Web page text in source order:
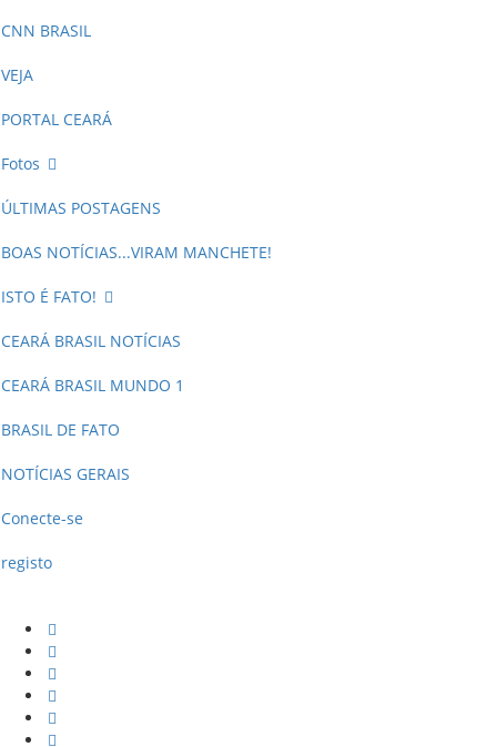
CNN BRASIL
VEJA
PORTAL CEARÁ
Fotos
ÚLTIMAS POSTAGENS
BOAS NOTÍCIAS...VIRAM MANCHETE!
ISTO É FATO!
CEARÁ BRASIL NOTÍCIAS
CEARÁ BRASIL MUNDO 1
BRASIL DE FATO
NOTÍCIAS GERAIS
Conecte-se
registo